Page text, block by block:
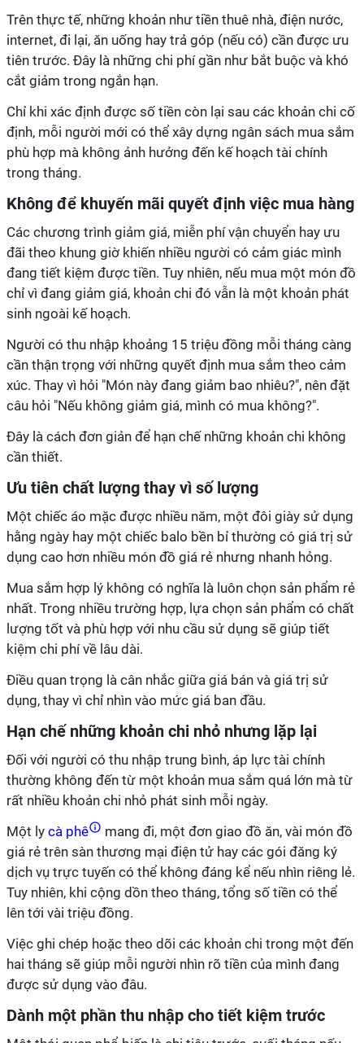
Trên thực tế, những khoản như tiền thuê nhà, điện nước,
internet, đi lại, ăn uống hay trả góp (nếu có) cần được ưu
tiên trước. Đây là những chi phí gần như bắt buộc và khó
cắt giảm trong ngắn hạn.
Chỉ khi xác định được số tiền còn lại sau các khoản chi cố
định, mỗi người mới có thể xây dựng ngân sách mua sắm
phù hợp mà không ảnh hưởng đến kế hoạch tài chính
trong tháng.
Không để khuyến mãi quyết định việc mua hàng
Các chương trình giảm giá, miễn phí vận chuyển hay ưu
đãi theo khung giờ khiến nhiều người có cảm giác mình
đang tiết kiệm được tiền. Tuy nhiên, nếu mua một món đồ
chỉ vì đang giảm giá, khoản chi đó vẫn là một khoản phát
sinh ngoài kế hoạch.
Người có thu nhập khoảng 15 triệu đồng mỗi tháng càng
cần thận trọng với những quyết định mua sắm theo cảm
xúc. Thay vì hỏi "Món này đang giảm bao nhiêu?", nên đặt
câu hỏi "Nếu không giảm giá, mình có mua không?".
Đây là cách đơn giản để hạn chế những khoản chi không
cần thiết.
Ưu tiên chất lượng thay vì số lượng
Một chiếc áo mặc được nhiều năm, một đôi giày sử dụng
hằng ngày hay một chiếc balo bền bỉ thường có giá trị sử
dụng cao hơn nhiều món đồ giá rẻ nhưng nhanh hỏng.
Mua sắm hợp lý không có nghĩa là luôn chọn sản phẩm rẻ
nhất. Trong nhiều trường hợp, lựa chọn sản phẩm có chất
lượng tốt và phù hợp với nhu cầu sử dụng sẽ giúp tiết
kiệm chi phí về lâu dài.
Điều quan trọng là cân nhắc giữa giá bán và giá trị sử
dụng, thay vì chỉ nhìn vào mức giá ban đầu.
Hạn chế những khoản chi nhỏ nhưng lặp lại
Đối với người có thu nhập trung bình, áp lực tài chính
thường không đến từ một khoản mua sắm quá lớn mà từ
rất nhiều khoản chi nhỏ phát sinh mỗi ngày.
Một ly cà phê
mang đi, một đơn giao đồ ăn, vài món đồ
giá rẻ trên sàn thương mại điện tử hay các gói đăng ký
dịch vụ trực tuyến có thể không đáng kể nếu nhìn riêng lẻ.
Tuy nhiên, khi cộng dồn theo tháng, tổng số tiền có thể
lên tới vài triệu đồng.
Việc ghi chép hoặc theo dõi các khoản chi trong một đến
hai tháng sẽ giúp mỗi người nhìn rõ tiền của mình đang
được sử dụng vào đâu.
Dành một phần thu nhập cho tiết kiệm trước